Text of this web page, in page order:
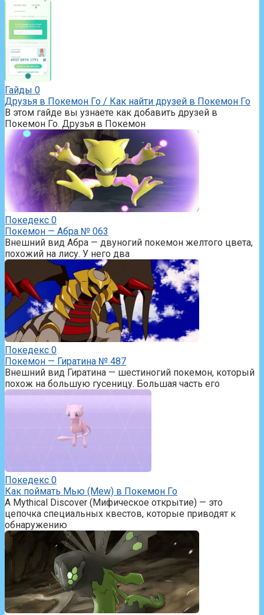
Гайды 0
Друзья в Покемон Го / Как найти друзей в Покемон Го
В этом гайде вы узнаете как добавить друзей в
Покемон Го. Друзья в Покемон
Покедекс 0
Покемон — Абра № 063
Внешний вид Абра — двуногий покемон желтого цвета,
похожий на лису. У него два
Покедекс 0
Покемон — Гиратина № 487
Внешний вид Гиратина — шестиногий покемон, который
похож на большую гусеницу. Большая часть его
Покедекс 0
Как поймать Мью (Mew) в Покемон Го
A Mythical Discover (Мифическое открытие) — это
цепочка специальных квестов, которые приводят к
обнаружению